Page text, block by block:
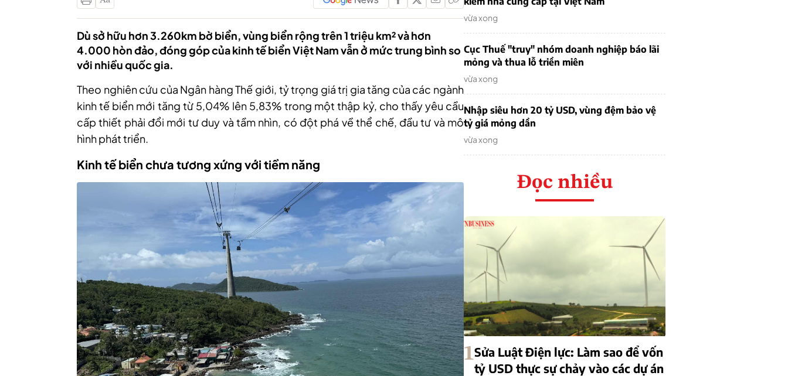
Dù sở hữu hơn 3.260km bờ biển, vùng biển rộng trên 1 triệu km² và hơn
4.000 hòn đảo, đóng góp của kinh tế biển Việt Nam vẫn ở mức trung bình so
với nhiều quốc gia.
Theo nghiên cứu của Ngân hàng Thế giới, tỷ trọng giá trị gia tăng của các ngành
kinh tế biển mới tăng từ 5,04% lên 5,83% trong một thập kỷ, cho thấy yêu cầu
cấp thiết phải đổi mới tư duy và tầm nhìn, có đột phá về thể chế, đầu tư và mô
hình phát triển.
Kinh tế biển chưa tương xứng với tiềm năng
vừa xong
Cục Thuế "truy" nhóm doanh nghiệp báo lãi
mỏng và thua lỗ triền miên
vừa xong
Nhập siêu hơn 20 tỷ USD, vùng đệm bảo vệ
tỷ giá mỏng dần
vừa xong
Đọc nhiều
1Sửa Luật Điện lực: Làm sao để vốn
tỷ USD thực sự chảy vào các dự án